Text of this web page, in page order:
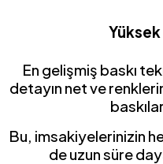
Yüksek
En gelişmiş baskı
detayın net ve
Bu, imsakiyelerinizin
de uzun süre